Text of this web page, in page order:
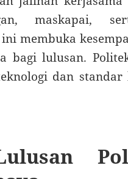
maskapai,
membuka
bagi lulusan.
dan standar